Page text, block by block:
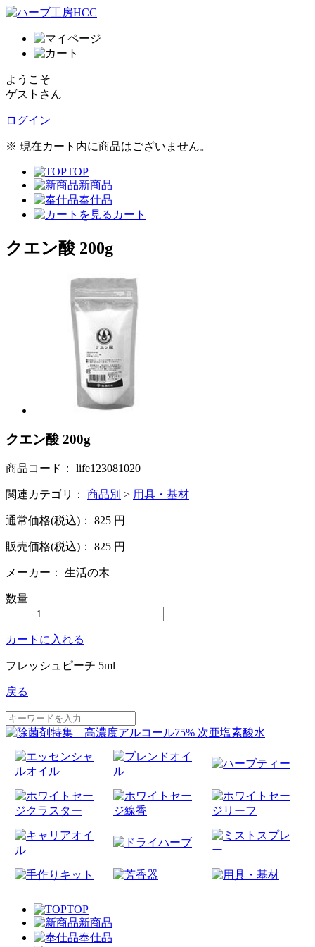
ようこそ
ゲストさん
ログイン
※ 現在カート内に商品はございません。
TOP
新商品
奉仕品
カート
クエン酸 200g
クエン酸 200g
商品コード： life123081020
関連カテゴリ： 商品別 > 用具・基材
通常価格(税込)： 825 円
販売価格(税込)： 825 円
メーカー： 生活の木
数量
カートに入れる
フレッシュピーチ 5ml
戻る
TOP
新商品
奉仕品